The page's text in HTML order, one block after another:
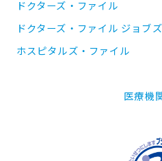
ドクターズ・ファイル
ドクターズ・ファイル ジョブズ
ホスピタルズ・ファイル
医療機